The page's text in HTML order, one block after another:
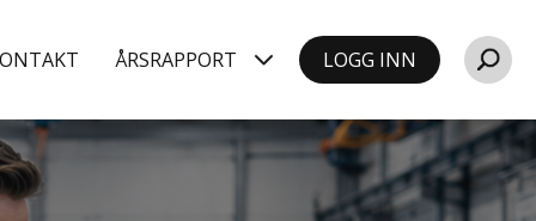
LOGG INN
ÅRSRAPPORT